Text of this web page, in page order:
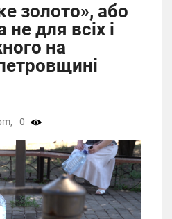
золото», або
для всіх і
на
0